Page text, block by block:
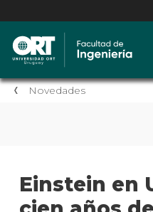
Novedades
Einstein en